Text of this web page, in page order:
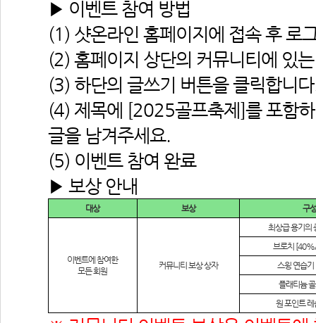
▶ 이벤트 참여 방법
(1) 샷온라인 홈페이지에 접속 후 로
(2) 홈페이지 상단의 커뮤니티에 있
(3) 하단의 글쓰기 버튼을 클릭합니
(4) 제목에 [2025골프축제]를 포함
글을 남겨주세요.
(5) 이벤트 참여 완료
▶ 보상 안내
대상 보상 구
이벤트에 참여한
모든 회원
커뮤니티 보상 상자
최상급 용기의
브로치
스윙 연습기
플래티늄
원 포인트 레